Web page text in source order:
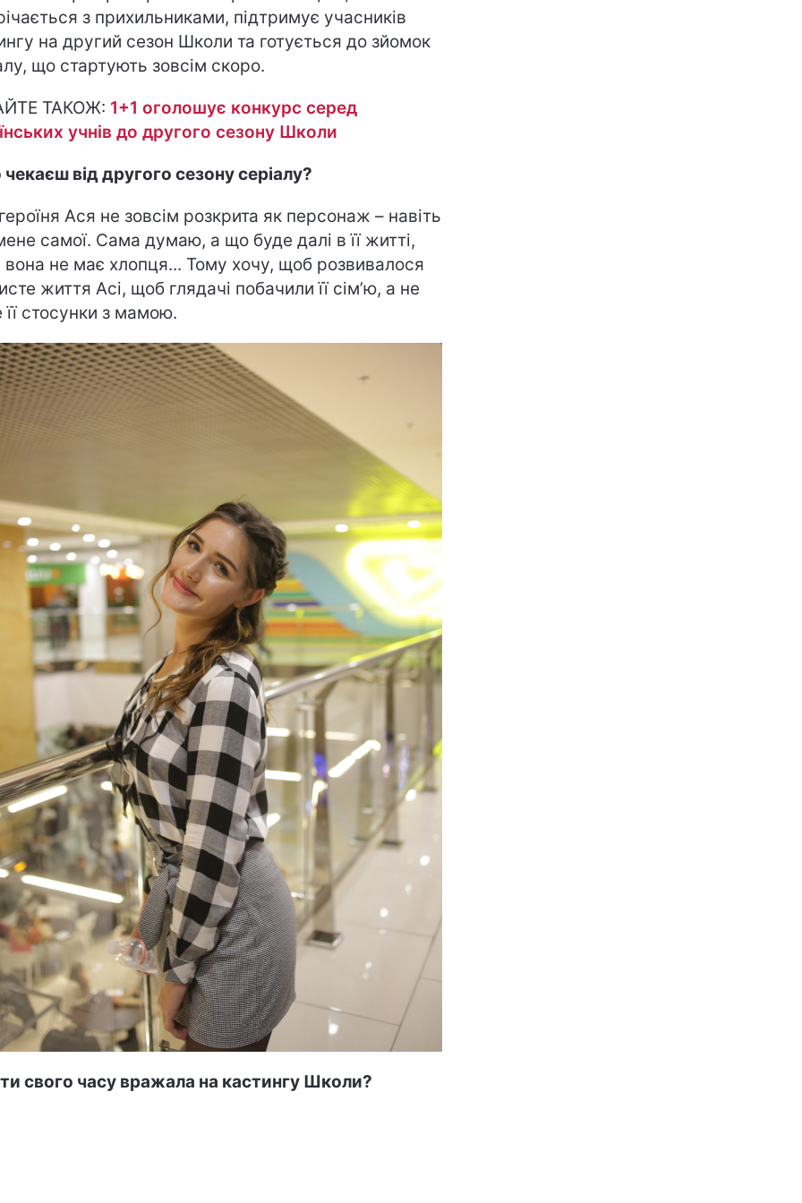
з прихильниками, підтримує учасників
на другий сезон Школи та готується до зйомок
що стартують зовсім скоро.
ТАКОЖ: 1+1 оголошує конкурс серед
учнів до другого сезону Школи
від другого сезону серіалу?
Ася не зовсім розкрита як персонаж – навіть
самої. Сама думаю, а що буде далі в її житті,
не має хлопця... Тому хочу, щоб розвивалося
життя Асі, щоб глядачі побачили її сім’ю, а не
стосунки з мамою.
свого часу вражала на кастингу Школи?